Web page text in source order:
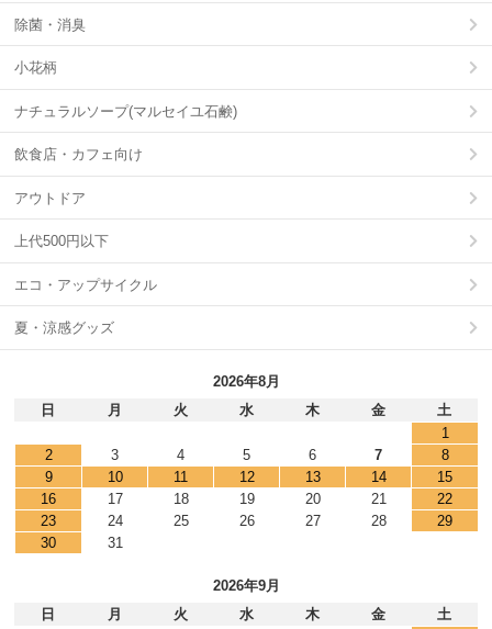
除菌・消臭
小花柄
ナチュラルソープ(マルセイユ石鹸)
飲食店・カフェ向け
アウトドア
上代500円以下
エコ・アップサイクル
夏・涼感グッズ
2026年8月
日
月 火 水 木 金
土
1
2
3 4 5 6 7
8
9
10 11 12 13 14
15
16
17 18 19 20 21
22
23
24 25 26 27 28
29
30
31
2026年9月
日
月 火 水 木 金
土